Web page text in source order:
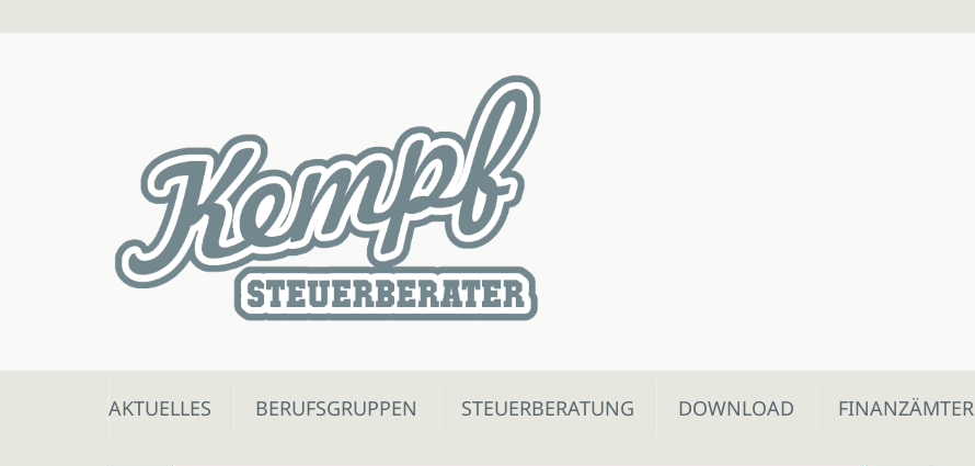
Skip
AKTUELLES BERUFSGRUPPEN STEUERBERATUNG DOWNLOAD FINANZÄMTER